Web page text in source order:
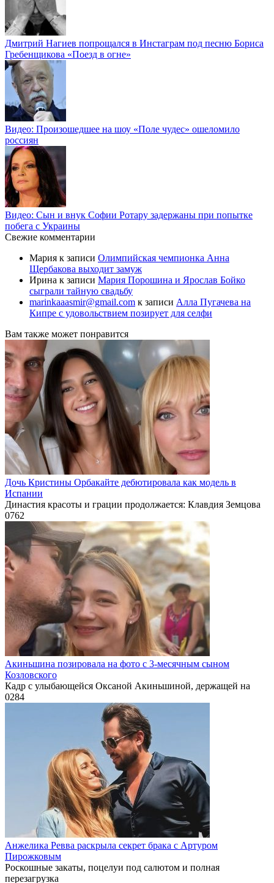
Дмитрий Нагиев попрощался в Инстаграм под песню Бориса
Гребенщикова «Поезд в огне»
Видео: Произошедшее на шоу «Поле чудес» ошеломило
россиян
Видео: Сын и внук Софии Ротару задержаны при попытке
побега с Украины
Свежие комментарии
Мария к записи Олимпийская чемпионка Анна
Щербакова выходит замуж
Ирина к записи Мария Порошина и Ярослав Бойко
сыграли тайную свадьбу
marinkaaasmir@gmail.com к записи Алла Пугачева на
Кипре с удовольствием позирует для селфи
Вам также может понравится
Дочь Кристины Орбакайте дебютировала как модель в
Испании
Династия красоты и грации продолжается: Клавдия Земцова
0762
Акиньшина позировала на фото с 3-месячным сыном
Козловского
Кадр с улыбающейся Оксаной Акиньшиной, держащей на
0284
Анжелика Ревва раскрыла секрет брака с Артуром
Пирожковым
Роскошные закаты, поцелуи под салютом и полная
перезагрузка